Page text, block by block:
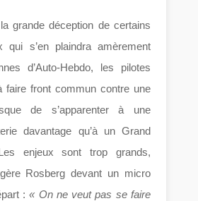
grande déception de certains
qui s’en plaindra amèrement
d’Auto-Hebdo, les pilotes
faire front commun contre une
de s’apparenter à une
davantage qu’à un Grand
enjeux sont trop grands,
Rosberg devant un micro
:« On ne veut pas se faire